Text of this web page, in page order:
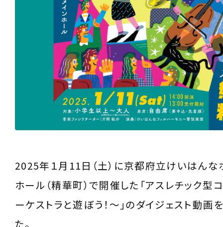
2025年１月11日（土）に京都府立けいはんな
ホール（精華町）で開催した「アスレチック型
ーケストラと遊ぼう！～」のダイジェスト動画
た。